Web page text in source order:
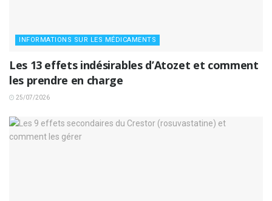
INFORMATIONS SUR LES MÉDICAMENTS
Les 13 effets indésirables d’Atozet et comment
les prendre en charge
25/07/2026